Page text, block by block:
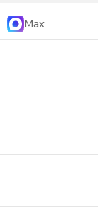
Max